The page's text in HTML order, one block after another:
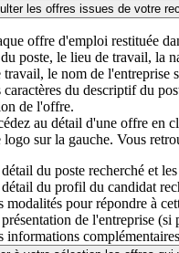
les offres issues de votre
offre d'emploi restituée
poste, le lieu de travail, la
travail, le nom de l'entreprise
caractères du descriptif du
de l'offre.
au détail d'une offre en
logo sur la gauche. Vous
du poste recherché et
du profil du candidat
modalités pour répondre à
de l'entreprise (si
informations